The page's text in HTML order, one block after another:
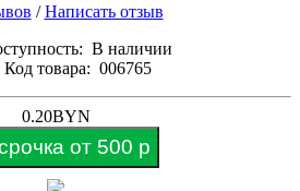
/ Написать отзыв
В наличии
Код товара: 006765
0.20BYN
от 500 р